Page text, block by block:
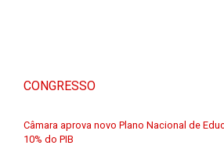
CONGRESSO
Câmara aprova novo Plano Nacional de
10% do PIB